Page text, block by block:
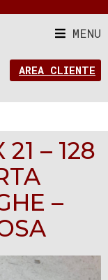
MENU
AREA CLIENTE
– 128
–